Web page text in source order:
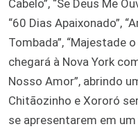
Cabelo”, “Se Deus Me
“60 Dias Apaixonado”,
Tombada”, “Majestade
chegará à Nova York
Nosso Amor”, abrindo
Chitãozinho e Xororó
se apresentarem em